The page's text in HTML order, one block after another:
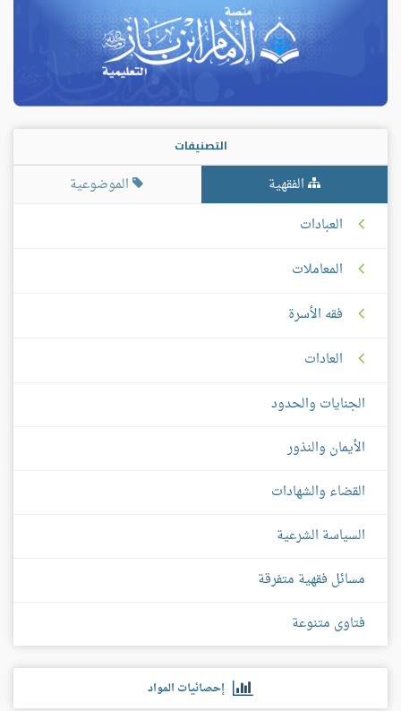
التصنيفات
الفقهية
الموضوعية
العبادات
المعاملات
فقه الأسرة
العادات
الجنايات والحدود
الأيمان والنذور
القضاء والشهادات
السياسة الشرعية
مسائل فقهية متفرقة
فتاوى متنوعة
إحصائيات المواد